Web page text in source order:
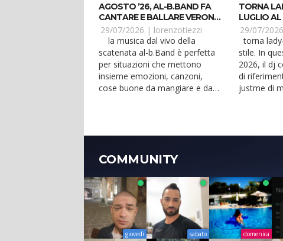
AGOSTO ’26, AL-B.BAND FA
CANTARE E BALLARE VERONA
E JESOLO
29/07/2026 | lorenzotiezzi
scatenata al-b.Band è perfetta
per situazioni che mettono
insieme emozioni, canzoni,
cose buone da mangiare e da
TORNA
LUGLIO
29/07/
torna lady-j e lo fa in grande
stile. In
2026, il dj
di
justme di
COMMUNITY
giovedì sabato domenica